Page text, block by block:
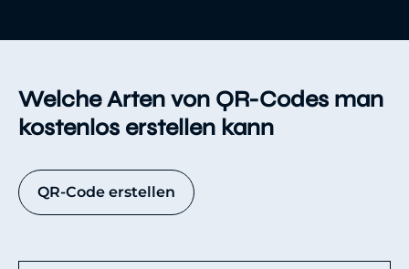
Welche Arten von QR-Codes man
kostenlos erstellen kann
QR-Code erstellen